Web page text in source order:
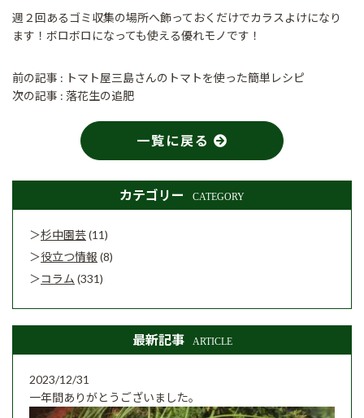
週２回あるゴミ収集の場所へ飾っておくだけでカラスよけになり
ます！ボロボロになっても使える優れモノです！
前の記事 : トマト屋三島さんのトマトを使った簡単レシピ
次の記事 : 落花生の追肥
一覧に戻る
カテゴリー CATEGORY
杉中園芸(11)
役立つ情報 (8)
コラム (331)
最新記事 ARTICLE
2023/12/31
一年間ありがとうございました。